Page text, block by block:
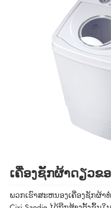
ເຄື່ອງຊັກຜ້າດຽວຂ
ພວກເຮົາສະຫນອງເຄື່ອງຊັກຜ້າ